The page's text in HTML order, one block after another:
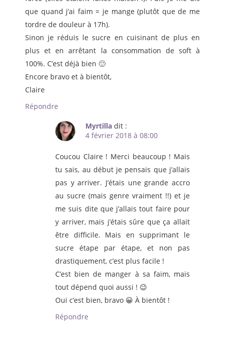
que quand j’ai faim = je mange (plutôt que de me
tordre de douleur à 17h).
Sinon je réduis le sucre en cuisinant de plus en
plus et en arrêtant la consommation de soft à
100%. C’est déjà bien 🙂
Encore bravo et à bientôt,
Claire
Répondre
Myrtilla dit :
4 février 2018 à 08:00
Coucou Claire ! Merci beaucoup ! Mais
tu sais, au début je pensais que j’allais
pas y arriver. J’étais une grande accro
au sucre (mais genre vraiment !!) et je
me suis dite que j’allais tout faire pour
y arriver, mais j’étais sûre que ça allait
être difficile. Mais en supprimant le
sucre étape par étape, et non pas
drastiquement, c’est plus facile !
C’est bien de manger à sa faim, mais
tout dépend quoi aussi ! 😉
Oui c’est bien, bravo 😀 À bientôt !
Répondre